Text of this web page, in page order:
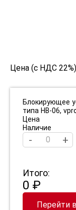
Цена (с НДС
Блокирующее
типа НВ-06,
Цена
Наличие
- +
Итого:
0 ₽
Перейти